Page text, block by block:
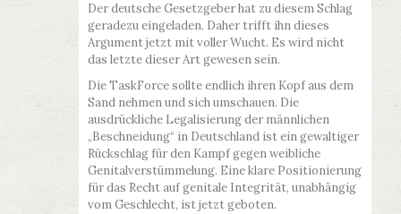
Der deutsche Gesetzgeber hat zu diesem Schlag
geradezu eingeladen. Daher trifft ihn dieses
Argument jetzt mit voller Wucht. Es wird nicht
das letzte dieser Art gewesen sein.
Die TaskForce sollte endlich ihren Kopf aus dem
Sand nehmen und sich umschauen. Die
ausdrückliche Legalisierung der männlichen
„Beschneidung“ in Deutschland ist ein gewaltiger
Rückschlag für den Kampf gegen weibliche
Genitalverstümmelung. Eine klare Positionierung
für das Recht auf genitale Integrität, unabhängig
vom Geschlecht, ist jetzt geboten.